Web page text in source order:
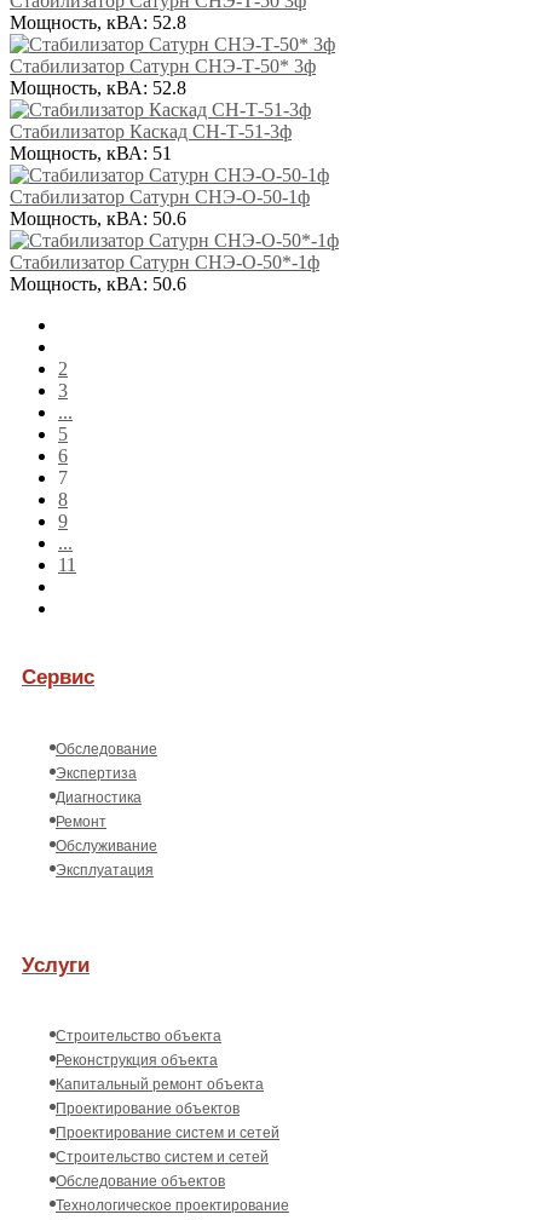
Мощность, кВА: 52.8
Стабилизатор Сатурн СНЭ-Т-50* 3ф
Мощность, кВА: 52.8
Стабилизатор Каскад СН-Т-51-3ф
Мощность, кВА: 51
Стабилизатор Сатурн СНЭ-О-50-1ф
Мощность, кВА: 50.6
Стабилизатор Сатурн СНЭ-О-50*-1ф
Мощность, кВА: 50.6
2
3
...
5
6
7
8
9
...
11
Сервис
Обследование
Экспертиза
Диагностика
Ремонт
Обслуживание
Эксплуатация
Услуги
Строительство объекта
Реконструкция объекта
Капитальный ремонт объекта
Проектирование объектов
Проектирование систем и сетей
Строительство систем и сетей
Обследование объектов
Технологическое проектирование